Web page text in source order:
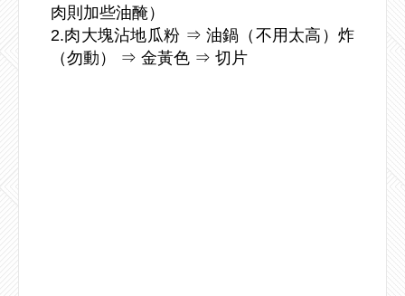
肉則加些油醃）
2.肉大塊沾地瓜粉 ⇒ 油鍋（不用太高）炸
（勿動） ⇒ 金黃色 ⇒ 切片